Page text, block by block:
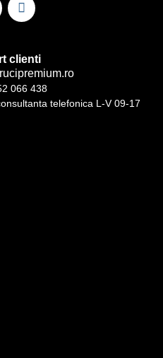
clienti
066 438
telefonica L-V 09-17